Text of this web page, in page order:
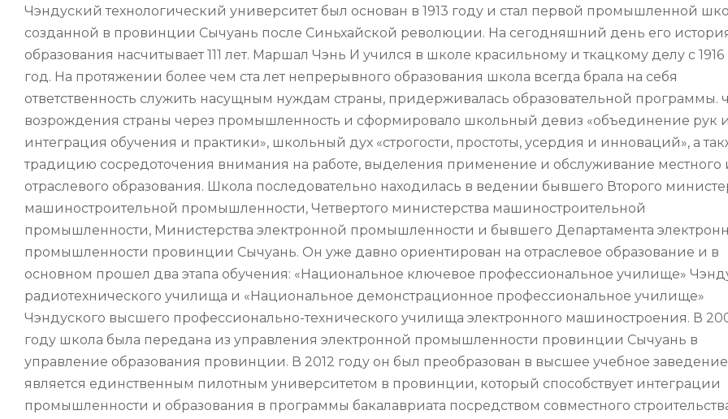
Чэндуский технологический университет был основан в 1913 году и стал первой промышленной
созданной в провинции Сычуань после Синьхайской революции. На сегодняшний день его
образования насчитывает 111 лет. Маршал Чэнь И учился в школе красильному и ткацкому делу с 1916
год. На протяжении более чем ста лет непрерывного образования школа всегда брала на себя
ответственность служить насущным нуждам страны, придерживалась образовательной программы.
возрождения страны через промышленность и сформировало школьный девиз «объединение рук
интеграция обучения и практики», школьный дух «строгости, простоты, усердия и инноваций», а
традицию сосредоточения внимания на работе, выделения применение и обслуживание местного
отраслевого образования. Школа последовательно находилась в ведении бывшего Второго
машиностроительной промышленности, Четвертого министерства машиностроительной
промышленности, Министерства электронной промышленности и бывшего Департамента
промышленности провинции Сычуань. Он уже давно ориентирован на отраслевое образование и в
основном прошел два этапа обучения: «Национальное ключевое профессиональное училище»
радиотехнического училища и «Национальное демонстрационное профессиональное училище»
Чэндуского высшего профессионально-технического училища электронного машиностроения. В
году школа была передана из управления электронной промышленности провинции Сычуань в
управление образования провинции. В 2012 году он был преобразован в высшее учебное
является единственным пилотным университетом в провинции, который способствует интеграции
промышленности и образования в программы бакалавриата посредством совместного